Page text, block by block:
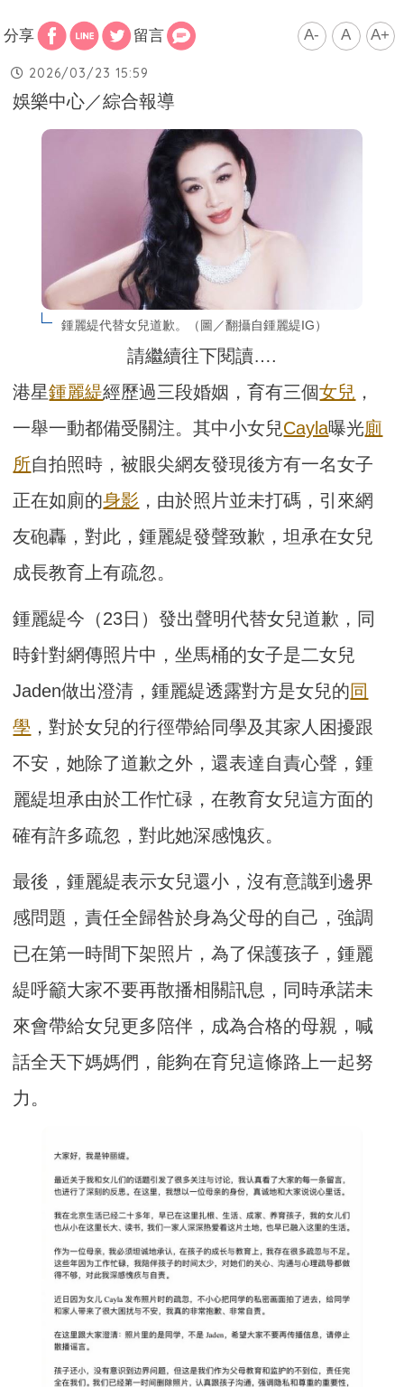
分享 留言 A- A A+
2026/03/23 15:59
娛樂中心／綜合報導
鍾麗緹代替女兒道歉。（圖／翻攝自鍾麗緹IG）
請繼續往下閱讀….
港星鍾麗緹經歷過三段婚姻，育有三個女兒 ，
一舉一動都備受關注。其中小女兒Cayla曝光廁
所自拍照時，被眼尖網友發現後方有一名女子
正在如廁的身影 ，由於照片並未打碼，引來網
友砲轟，對此，鍾麗緹發聲致歉，坦承在女兒
成長教育上有疏忽。
鍾麗緹今（23日）發出聲明代替女兒道歉，同
時針對網傳照片中，坐馬桶的女子是二女兒
Jaden做出澄清，鍾麗緹透露對方是女兒的同
學 ，對於女兒的行徑帶給同學及其家人困擾跟
不安，她除了道歉之外，還表達自責心聲，鍾
麗緹坦承由於工作忙碌，在教育女兒這方面的
確有許多疏忽，對此她深感愧疚。
最後，鍾麗緹表示女兒還小，沒有意識到邊界
感問題，責任全歸咎於身為父母的自己，強調
已在第一時間下架照片，為了保護孩子，鍾麗
緹呼籲大家不要再散播相關訊息，同時承諾未
來會帶給女兒更多陪伴，成為合格的母親，喊
話全天下媽媽們，能夠在育兒這條路上一起努
力。